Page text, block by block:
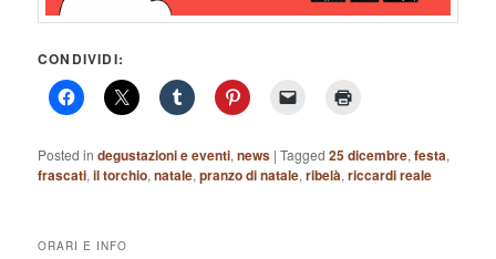
CONDIVIDI:
Posted in degustazioni e eventi,news |Tagged 25 dicembre,festa,
frascati,il torchio,natale,pranzo di natale,ribelà,riccardi reale
ORARI E INFO